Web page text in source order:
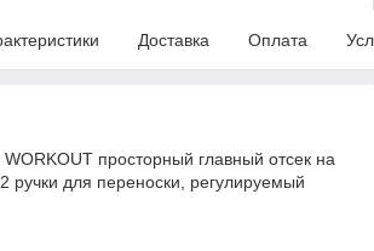
Доставка Оплата
просторный главный отсек на
ручки для переноски, регулируемый